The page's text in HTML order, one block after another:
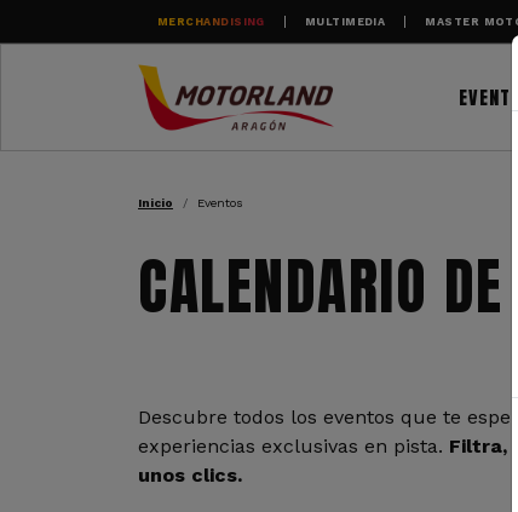
Pasar al contenido principal
MERCHANDISING MULTIMEDIA MASTER
EVENTOS
RUTA DE
Inicio Eventos
CALENDARIO
Descubre todos los eventos que te
experiencias exclusivas en pista. Filtra,
unos clics.